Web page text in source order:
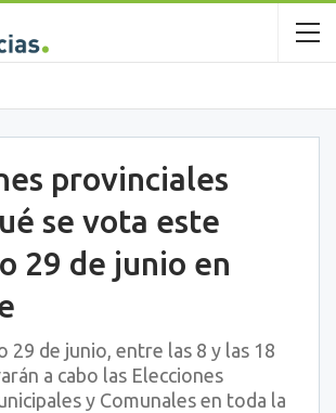
provinciales
se vota este
29 de junio en
29 de junio, entre las 8 y las 18
a cabo las Elecciones
y Comunales en toda la